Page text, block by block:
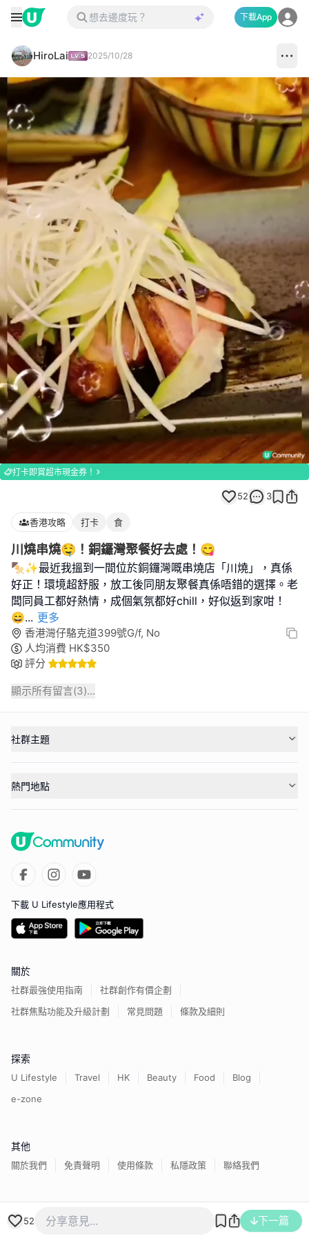
下載App
HiroLai 2025/10/28
:
100.00%
Unmute
打卡即賞超市現金券！
52 3
香港攻略 打卡 食
川燒串燒🤤！銅鑼灣聚餐好去處！😋
🍢✨最近我搵到一間位於銅鑼灣嘅串燒店「川燒」，真係
好正！環境超舒服，放工後同朋友聚餐真係唔錯的選擇。老
闆同員工都好熱情，成個氣氛都好chill，好似返到家咁！
😄... 更多
香港灣仔駱克道399號G/f, No
人均消費 HK$350
評分
顯示所有留言(3)...
52 下一篇
社群主題
熱門地點
下載 U Lifestyle應用程式
關於
社群最強使用指南
社群創作有價企劃
社群焦點功能及升級計劃
常見問題 條款及細則
探索
U Lifestyle Travel HK Beauty Food
Blog
e-zone
其他
關於我們 免責聲明 使用條款 私隱政策 聯絡我們
香港經濟日報版權所有©